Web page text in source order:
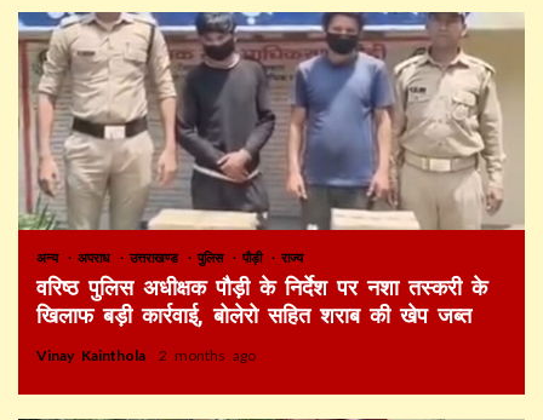
अन्य अपराध उत्तराखण्ड पुलिस पौड़ी राज्य
वरिष्ठ पुलिस अधीक्षक पौड़ी के निर्देश पर नशा तस्करी के
खिलाफ बड़ी कार्रवाई, बोलेरो सहित शराब की खेप जब्त
Vinay Kainthola 2 months ago